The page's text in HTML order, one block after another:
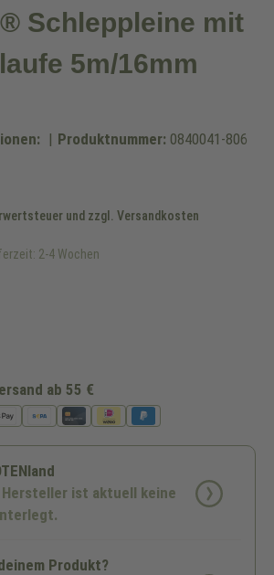
Schleppleine mit
5m/16mm
| Produktnummer: 0840041-806
und zzgl. Versandkosten
2-4 Wochen
ab 55 €
Hersteller ist aktuell keine
Produkt?